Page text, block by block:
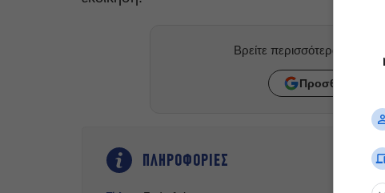
Βρείτε περισσότερα άρθρα
Προσθήκη του
ΠΛΗΡΟΦΟΡΙΕΣ